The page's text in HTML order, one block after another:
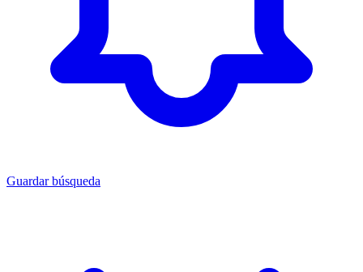
Guardar búsqueda